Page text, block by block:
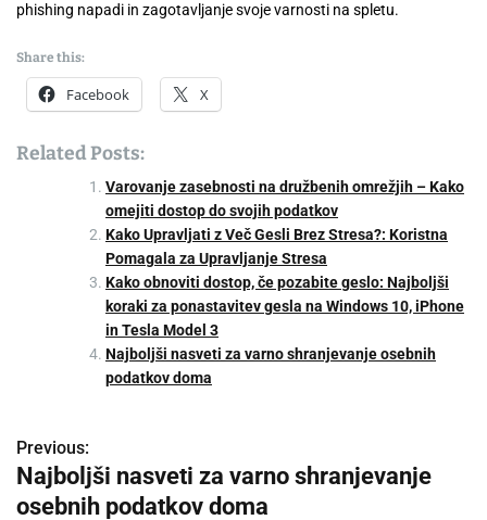
phishing napadi in zagotavljanje svoje varnosti na spletu.
Share this:
Facebook X
Related Posts:
Varovanje zasebnosti na družbenih omrežjih – Kako
omejiti dostop do svojih podatkov
Kako Upravljati z Več Gesli Brez Stresa?: Koristna
Pomagala za Upravljanje Stresa
Kako obnoviti dostop, če pozabite geslo: Najboljši
koraki za ponastavitev gesla na Windows 10, iPhone
in Tesla Model 3
Najboljši nasveti za varno shranjevanje osebnih
podatkov doma
P
o
Previous:
Najboljši nasveti za varno shranjevanje
osebnih podatkov doma